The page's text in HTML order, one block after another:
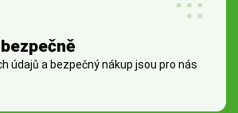
údajů a bezpečný nákup jsou pro nás